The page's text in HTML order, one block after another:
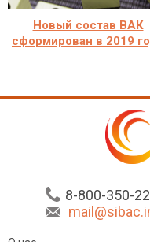
Новый состав ВАК
сформирован в 2019
8-800-350-